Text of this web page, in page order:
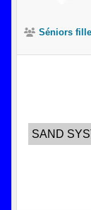
Séniors
SAND